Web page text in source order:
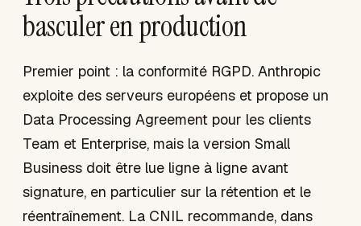
basculer en production
Premier point : la conformité RGPD. Anthropic
exploite des serveurs européens et propose un
Data Processing Agreement pour les clients
Team et Enterprise, mais la version Small
Business doit être lue ligne à ligne avant
signature, en particulier sur la rétention et le
réentraînement. La CNIL recommande, dans